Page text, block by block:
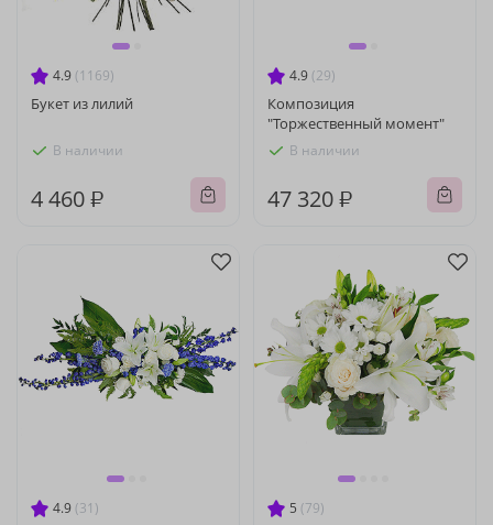
4.9 (1169)
Букет из лилий
В наличии
4 460 ₽
4.9 (29)
Композиция
"Торжественный момент"
В наличии
47 320 ₽
4.9 (31) 5 (79)